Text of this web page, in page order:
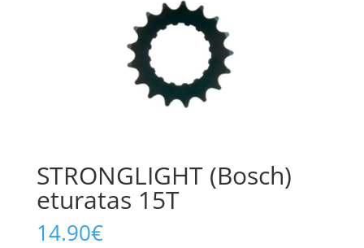
STRONGLIGHT (Bosch)
eturatas 15T
14.90€